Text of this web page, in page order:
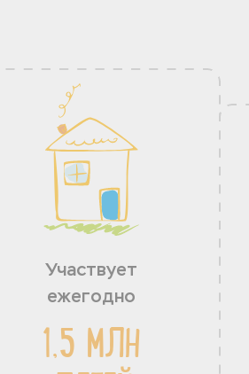
Участвует
ежегодно
1,5 МЛН